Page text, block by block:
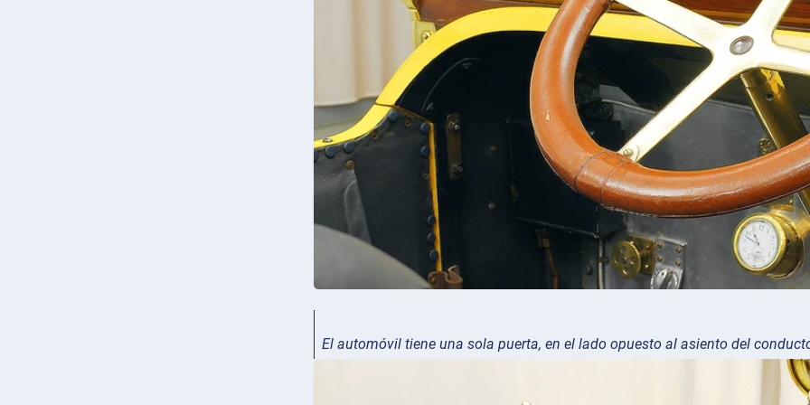
El automóvil tiene una sola puerta, en el lado opuesto al asiento del